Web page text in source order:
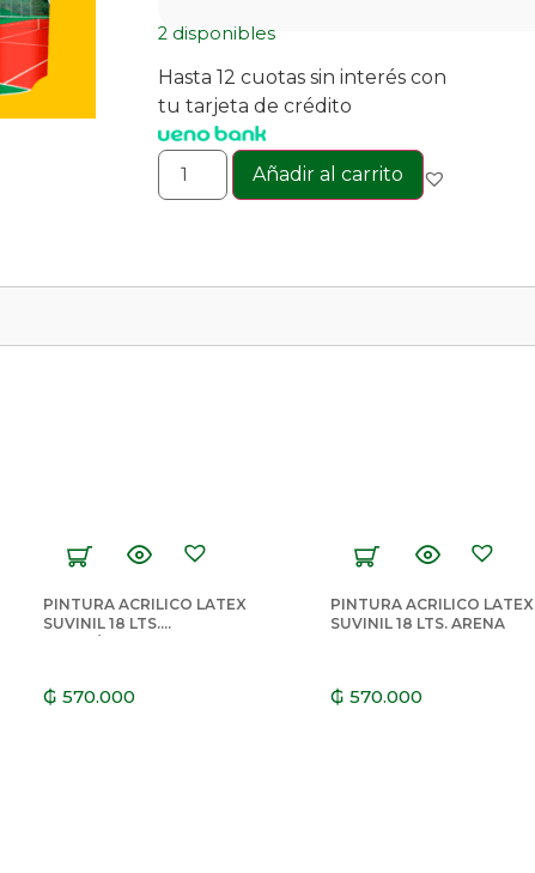
2 disponibles
Hasta 12 cuotas sin interés con
tu tarjeta de crédito
Añadir al carrito
PINTURA ACRILICO LATEX
SUVINIL 18 LTS.
₲ 570.000
PINTURA ACRILICO LATEX
SUVINIL 18 LTS. ARENA
₲ 570.000